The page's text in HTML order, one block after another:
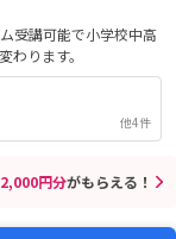
受講可能で小学校中高
ります。
他4件
円分がもらえる！